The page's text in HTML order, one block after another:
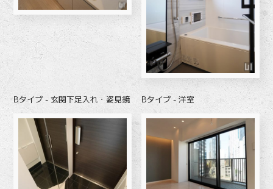
Bタイプ - 玄関下足入れ・姿見鏡 Bタイプ - 洋室